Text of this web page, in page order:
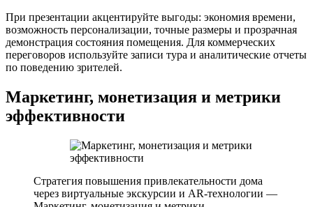
При презентации акцентируйте выгоды: экономия времени,
возможность персонализации, точные размеры и прозрачная
демонстрация состояния помещения. Для коммерческих
переговоров используйте записи тура и аналитические отчеты
по поведению зрителей.
Маркетинг, монетизация и метрики
эффективности
Стратегия повышения привлекательности дома
через виртуальные экскурсии и AR-технологии —